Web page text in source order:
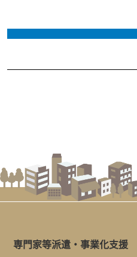
専門家等派遣・事業化支援